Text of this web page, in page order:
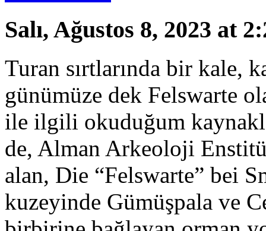
Salı, Ağustos 8, 2023 at
Turan sırtlarında bir kale,
günümüze dek Felswarte
ile ilgili okuduğum
de, Alman Arkeoloji
alan, Die “Felswarte” bei
kuzeyinde Gümüşpala ve